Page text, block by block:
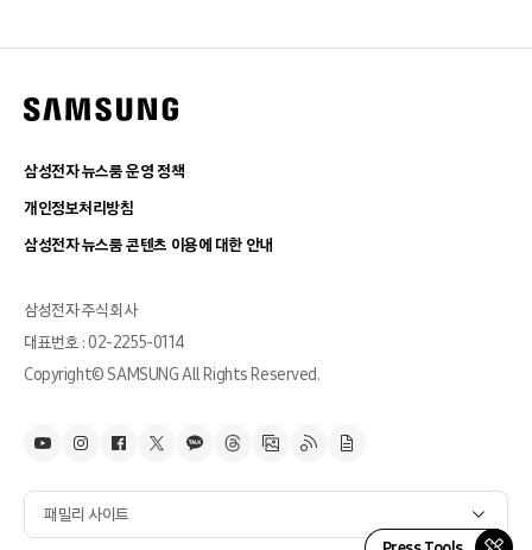
삼성전자 뉴스룸 운영 정책
개인정보처리방침
삼성전자 뉴스룸 콘텐츠 이용에 대한 안내
삼성전자 주식회사
대표번호 : 02-2255-0114
Copyright© SAMSUNG All Rights Reserved.
패밀리 사이트